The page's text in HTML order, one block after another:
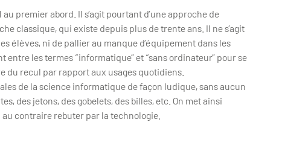
premier abord. Il s’agit pourtant d’une approche de
classique, qui existe depuis plus de trente ans. Il ne s’agit
élèves, ni de pallier au manque d’équipement dans les
les termes “informatique” et “sans ordinateur” pour se
du recul par rapport aux usages quotidiens.
de la science informatique de façon ludique, sans aucun
des jetons, des gobelets, des billes, etc. On met ainsi
contraire rebuter par la technologie.